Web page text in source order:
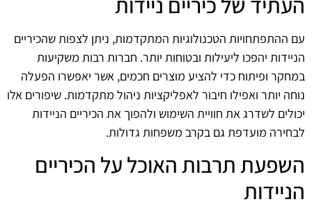
עם ההתפתחויות הטכנולוגיות המתקדמות, ניתן לצפות שהכיריים
הניידות יהפכו ליעילות ובטוחות יותר. חברות רבות משקיעות
במחקר ופיתוח כדי להציע מוצרים חכמים, אשר יאפשרו הפעלה
נוחה יותר ואפילו חיבור לאפליקציות ניהול מתקדמות. שיפורים אלו
יכולים לשדרג את חוויית השימוש ולהפוך את הכיריים הניידות
לבחירה מועדפת גם בקרב משפחות גדולות.
השפעת תרבות האוכל על הכיריים
הניידות